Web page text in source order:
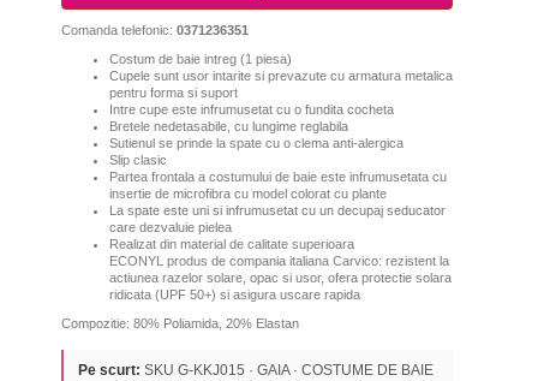
Comanda telefonic: 0371236351
Costum de baie intreg (1 piesa)
Cupele sunt usor intarite si prevazute cu armatura metalica
pentru forma si suport
Intre cupe este infrumusetat cu o fundita cocheta
Bretele nedetasabile, cu lungime reglabila
Sutienul se prinde la spate cu o clema anti-alergica
Slip clasic
Partea frontala a costumului de baie este infrumusetata cu
insertie de microfibra cu model colorat cu plante
La spate este uni si infrumusetat cu un decupaj seducator
care dezvaluie pielea
Realizat din material de calitate superioara
ECONYL produs de compania italiana Carvico: rezistent la
actiunea razelor solare, opac si usor, ofera protectie solara
ridicata (UPF 50+) si asigura uscare rapida
Compozitie: 80% Poliamida, 20% Elastan
Pe scurt: SKU G-KKJ015 · GAIA · COSTUME DE BAIE